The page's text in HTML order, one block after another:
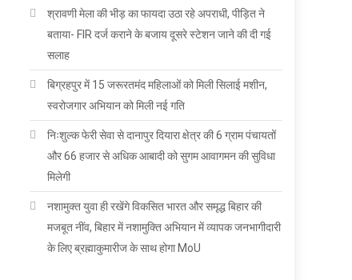
श्रावणी मेला की भीड़ का फायदा उठा रहे अपराधी, पीड़ित ने
बताया- FIR दर्ज कराने के बजाय दूसरे स्टेशन जाने की दी गई
सलाह
बिग्रहपुर में 15 जरूरतमंद महिलाओं को मिली सिलाई मशीन,
स्वरोजगार अभियान को मिली नई गति
निःशुल्क फेरी सेवा से दानापुर दियारा क्षेत्र की 6 ग्राम पंचायतों
और 66 हजार से अधिक आबादी को सुगम आवागमन की सुविधा
मिलेगी
नशामुक्त युवा ही रखेंगे विकसित भारत और समृद्ध बिहार की
मजबूत नींव, बिहार में नशामुक्ति अभियान में व्यापक जनभागीदारी
के लिए ब्रह्माकुमारीज के साथ होगा MoU